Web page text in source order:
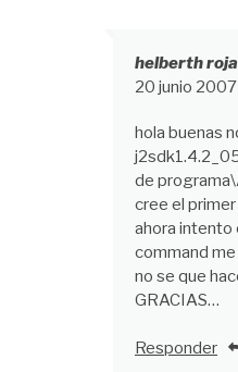
helberth
20 junio
hola buenas
de
cree el
ahora intento
command
no se que
GRACIAS…
Responder